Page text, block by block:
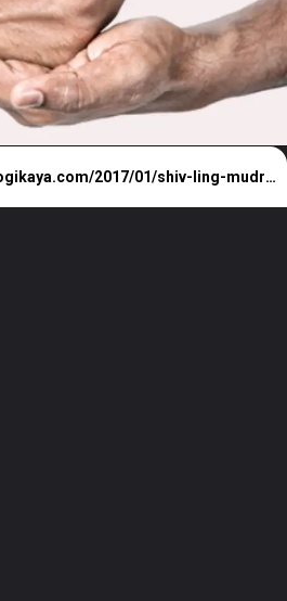
https://nirogikaya.com/2017/01/shiv-ling-mudra-steps-hindi.html